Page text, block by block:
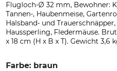
Flugloch-Ø 32 mm, Bewohner:
Tannen-, Haubenmeise,
Halsband- und
Haussperling, Fledermäuse.
x 18 cm (H x B x T). Gewicht 3,6
Farbe: braun